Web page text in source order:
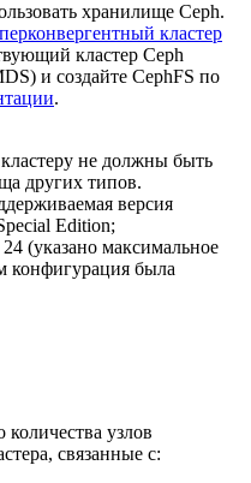
хранилище Ceph.
кластер
кластер Ceph
и создайте CephFS по
.
не должны быть
других типов.
версия
Edition;
(указано максимальное
конфигурация была
узлов
связанные с: